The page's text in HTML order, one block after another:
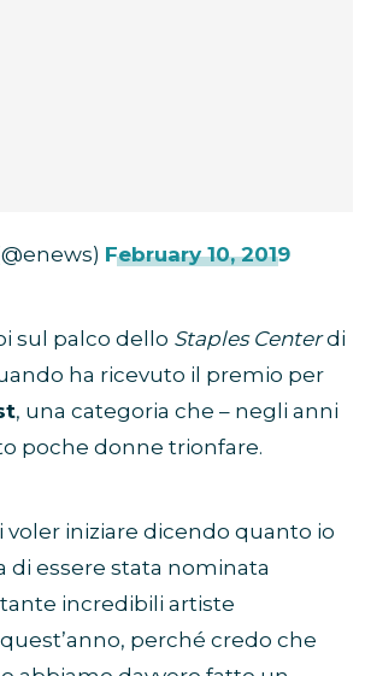
February 10, 2019
sul palco dello Staples Centerdi
ha ricevuto il premio per
, una categoria che – negli anni
poche donne trionfare.
voler iniziare dicendo quanto io
di essere stata nominata
incredibili artiste
perché credo che